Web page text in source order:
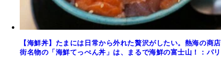
【海鮮丼】たまには日常から外れた贅沢がしたい。熱海の商店
街名物の「海鮮てっぺん丼」は、まるで海鮮の富士山！：パリ